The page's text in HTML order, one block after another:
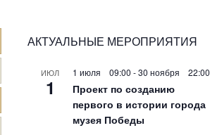
АКТУАЛЬНЫЕ МЕРОПРИЯТИЯ
ИЮЛ
1
1 июля 09:00 -30 ноября 22:00
Проект по созданию
первого в истории города
музея Победы